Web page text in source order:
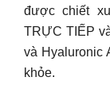
được chiết
TRỰC TIẾP
và Hyaluronic
khỏe.